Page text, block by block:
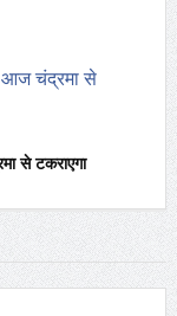
से टकराएगा